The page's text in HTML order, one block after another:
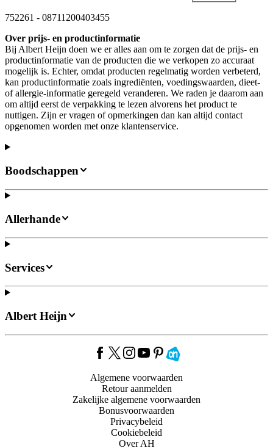
752261 - 08711200403455
Over prijs- en productinformatie
Bij Albert Heijn doen we er alles aan om te zorgen dat de prijs- en
productinformatie van de producten die we verkopen zo accuraat
mogelijk is. Echter, omdat producten regelmatig worden verbeterd,
kan productinformatie zoals ingrediënten, voedingswaarden, dieet-
of allergie-informatie geregeld veranderen. We raden je daarom aan
om altijd eerst de verpakking te lezen alvorens het product te
nuttigen. Zijn er vragen of opmerkingen dan kan altijd contact
opgenomen worden met onze klantenservice.
Boodschappen
Allerhande
Services
Albert Heijn
Algemene voorwaarden
Retour aanmelden
Zakelijke algemene voorwaarden
Bonusvoorwaarden
Privacybeleid
Cookiebeleid
Over AH